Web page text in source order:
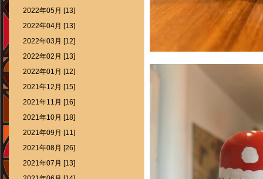
2022年05月 [13]
2022年04月 [13]
2022年03月 [12]
2022年02月 [13]
2022年01月 [12]
2021年12月 [15]
2021年11月 [16]
2021年10月 [18]
2021年09月 [11]
2021年08月 [26]
2021年07月 [13]